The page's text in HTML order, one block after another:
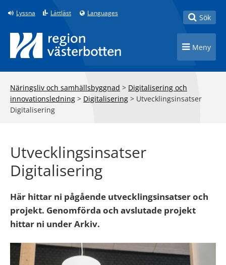
Till innehåll på sidan
Lyssna Lättläst Languages Toggle
Sök
Toggle
Meny
Näringsliv och samhällsbyggnad > Digitalisering och
innovationsledning > Digitalisering > Utvecklingsinsatser
Digitalisering
Utvecklingsinsatser
Digitalisering
Här hittar ni pågående utvecklingsinsatser och
projekt. Genomförda och avslutade projekt
hittar ni under Arkiv.